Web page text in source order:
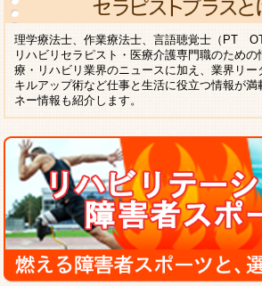
理学療法士、作業療法士、言語聴覚士（PT
リハビリセラピスト・医療介護専門職のため
療・リハビリ業界のニュースに加え、業界リー
キルアップ術など仕事と生活に役立つ情報が
ネー情報も紹介します。